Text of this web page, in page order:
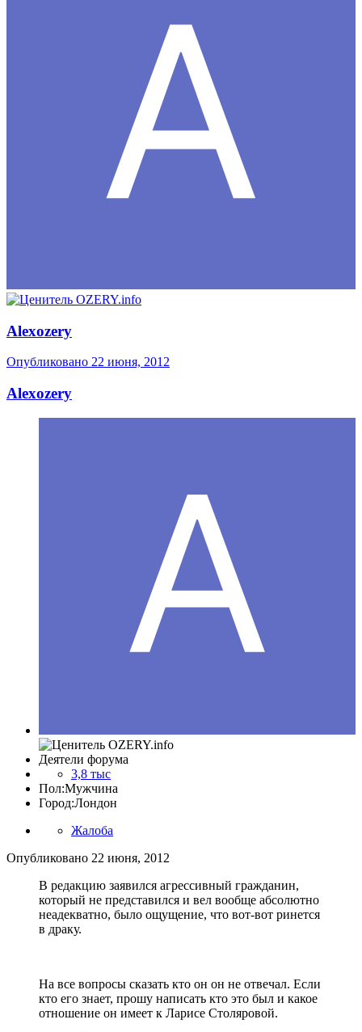
Alexozery
Опубликовано 22 июня, 2012
Alexozery
Деятели форума
3,8 тыс
Пол:Мужчина
Город:Лондон
Жалоба
Опубликовано 22 июня, 2012
В редакцию заявился агрессивный гражданин,
который не представился и вел вообще абсолютно
неадекватно, было ощущение, что вот-вот ринется
в драку.
На все вопросы сказать кто он он не отвечал. Если
кто его знает, прошу написать кто это был и какое
отношение он имеет к Ларисе Столяровой.